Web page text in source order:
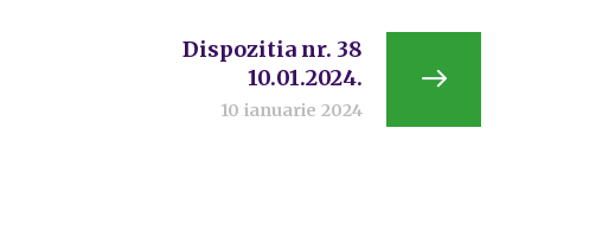
Dispozitia nr. 38
10.01.2024.
10 ianuarie 2024